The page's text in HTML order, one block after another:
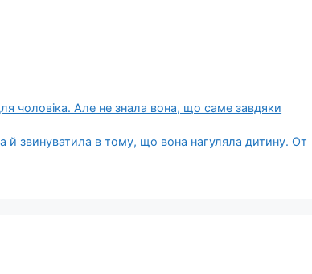
чоловіка. Але не знала вона, що саме завдяки
й звинуватила в тому, що вона нагуляла дитину. От